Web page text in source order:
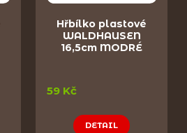
Hřbílko plastové
WALDHAUSEN
16,5cm MODRÉ
59 Kč
DETAIL